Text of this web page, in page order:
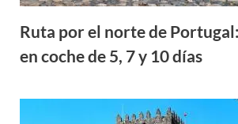
Ruta por el norte de
en coche de 5, 7 y 10 días